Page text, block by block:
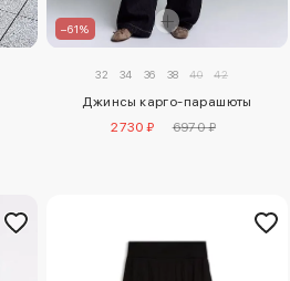
–61%
32 34 36 38 40 42
Джинсы карго-парашюты
2730 ₽
6970 ₽